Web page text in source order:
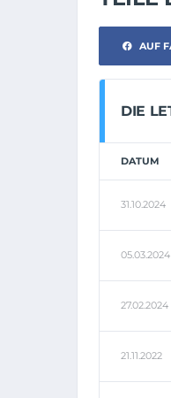
AUF
DIE
DATUM
31.10.2024
05.03.2024
27.02.2024
21.11.2022